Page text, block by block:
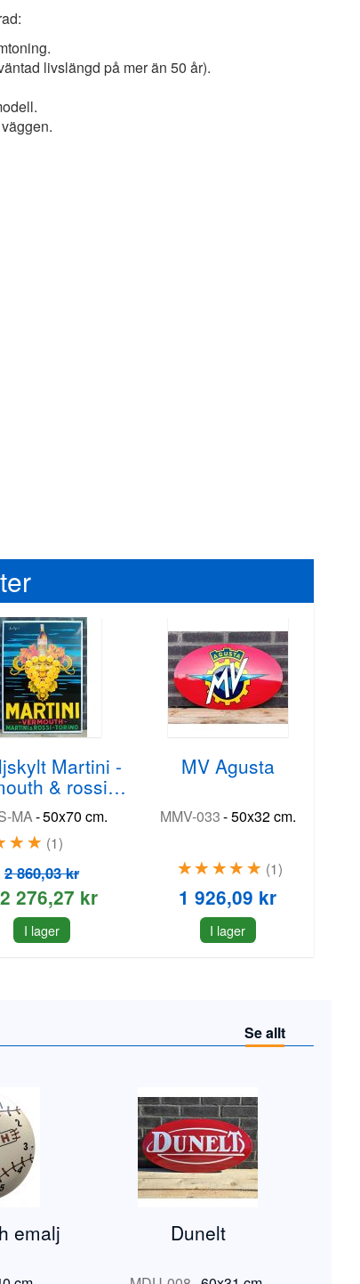
livslängd på mer än 50 år).
Martini -
& rossi -
torino
MA-50x70 cm.
1
2 860,03 kr
2 276,27 kr
I lager
MV Agusta
MMV-033-50x32 cm.
1
1 926,09 kr
I lager
Se allt
emalj Dunelt